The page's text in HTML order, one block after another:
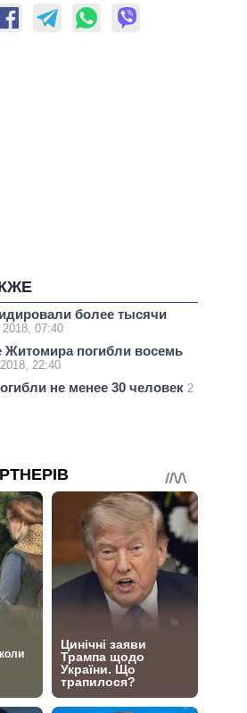
более тысячи
07:40
Житомира погибли восемь
22:40
не менее 30 человек 2